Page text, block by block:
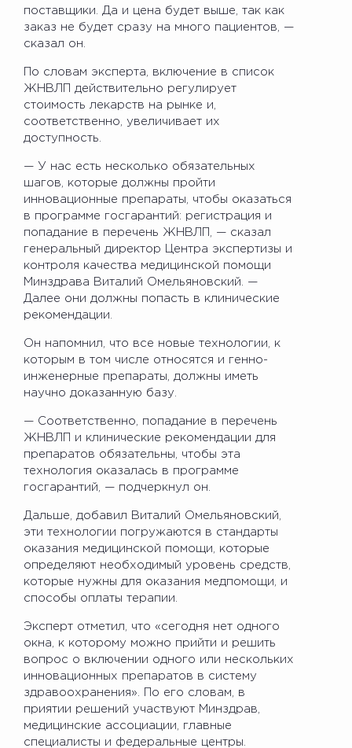
поставщики. Да и цена будет выше, так как
заказ не будет сразу на много пациентов, —
сказал он.
По словам эксперта, включение в список
ЖНВЛП действительно регулирует
стоимость лекарств на рынке и,
соответственно, увеличивает их
доступность.
— У нас есть несколько обязательных
шагов, которые должны пройти
инновационные препараты, чтобы оказаться
в программе госгарантий: регистрация и
попадание в перечень ЖНВЛП, — сказал
генеральный директор Центра экспертизы и
контроля качества медицинской помощи
Минздрава Виталий Омельяновский. —
Далее они должны попасть в клинические
рекомендации.
Он напомнил, что все новые технологии, к
которым в том числе относятся и генно-
инженерные препараты, должны иметь
научно доказанную базу.
— Соответственно, попадание в перечень
ЖНВЛП и клинические рекомендации для
препаратов обязательны, чтобы эта
технология оказалась в программе
госгарантий, — подчеркнул он.
Дальше, добавил Виталий Омельяновский,
эти технологии погружаются в стандарты
оказания медицинской помощи, которые
определяют необходимый уровень средств,
которые нужны для оказания медпомощи, и
способы оплаты терапии.
Эксперт отметил, что «сегодня нет одного
окна, к которому можно прийти и решить
вопрос о включении одного или нескольких
инновационных препаратов в систему
здравоохранения». По его словам, в
приятии решений участвуют Минздрав,
медицинские ассоциации, главные
специалисты и федеральные центры.